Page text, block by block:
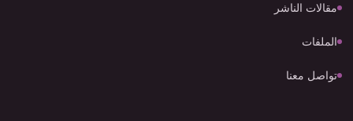
مقالات الناشر
الملفات
تواصل معنا